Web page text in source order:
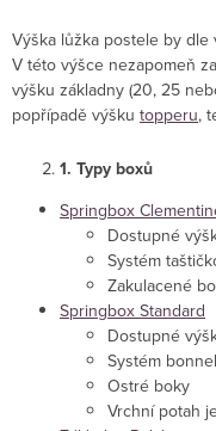
Výška lůžka postele by
V této výšce nezapomeň
výšku základny (20, 25
popřípadě výšku topperu,
1. Typy boxů
Springbox
Dostupné
Systém
Zakulacené
Springbox Standard
Dostupné
Systém
Ostré boky
Vrchní potah